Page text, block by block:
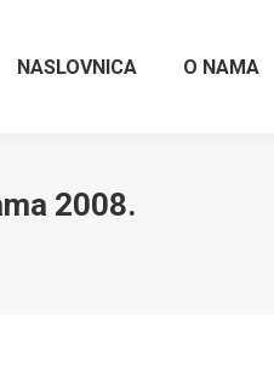
NASLOVNICA O NAMA
2008.